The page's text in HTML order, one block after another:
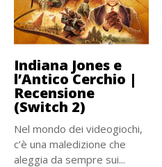
Indiana Jones e
l’Antico Cerchio |
Recensione
(Switch 2)
Nel mondo dei videogiochi,
c’è una maledizione che
aleggia da sempre sui...